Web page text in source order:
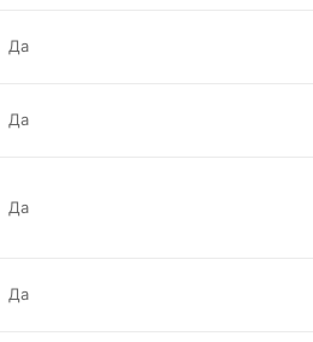
Да
Да
Да
Да